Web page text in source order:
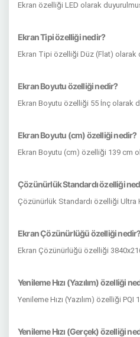
Ekran özelliği LED olarak
Ekran Tipi özelliği nedir?
Ekran Tipi özelliği Düz (Flat) olarak
Ekran Boyutu özelliği nedir?
Ekran Boyutu özelliği 55 İnç olarak
Ekran Boyutu (cm) özelliği nedir?
Ekran Boyutu (cm) özelliği 139 cm
Çözünürlük Standardı özelliği
Çözünürlük Standardı özelliği Ultra
Ekran Çözünürlüğü özelliği
Ekran Çözünürlüğü özelliği
Yenileme Hızı (Yazılım) özelliği
Yenileme Hızı (Yazılım) özelliği
Yenileme Hızı (Gerçek) özelliği